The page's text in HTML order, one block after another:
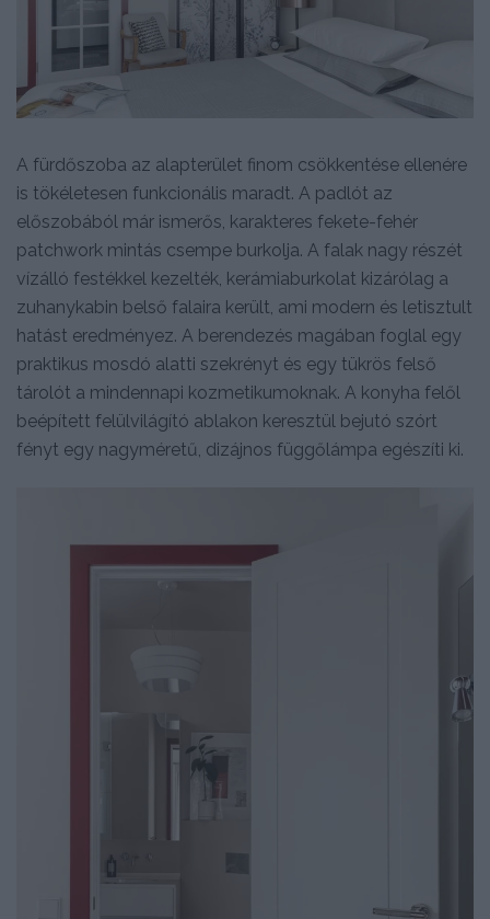
A fürdőszoba az alapterület finom csökkentése ellenére
is tökéletesen funkcionális maradt. A padlót az
előszobából már ismerős, karakteres fekete-fehér
patchwork mintás csempe burkolja. A falak nagy részét
vízálló festékkel kezelték, kerámiaburkolat kizárólag a
zuhanykabin belső falaira került, ami modern és letisztult
hatást eredményez. A berendezés magában foglal egy
praktikus mosdó alatti szekrényt és egy tükrös felső
tárolót a mindennapi kozmetikumoknak. A konyha felől
beépített felülvilágító ablakon keresztül bejutó szórt
fényt egy nagyméretű, dizájnos függőlámpa egészíti ki.